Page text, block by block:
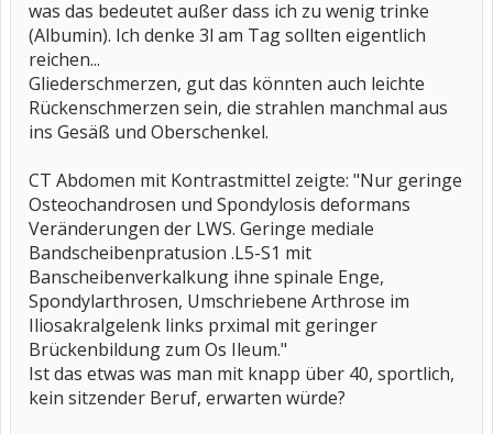
was das bedeutet außer dass ich zu wenig trinke
(Albumin). Ich denke 3l am Tag sollten eigentlich
reichen...
Gliederschmerzen, gut das könnten auch leichte
Rückenschmerzen sein, die strahlen manchmal aus
ins Gesäß und Oberschenkel.
CT Abdomen mit Kontrastmittel zeigte: "Nur geringe
Osteochandrosen und Spondylosis deformans
Veränderungen der LWS. Geringe mediale
Bandscheibenpratusion .L5-S1 mit
Banscheibenverkalkung ihne spinale Enge,
Spondylarthrosen, Umschriebene Arthrose im
Iliosakralgelenk links prximal mit geringer
Brückenbildung zum Os Ileum."
Ist das etwas was man mit knapp über 40, sportlich,
kein sitzender Beruf, erwarten würde?